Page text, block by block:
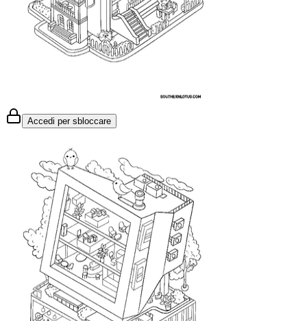
Accedi per sbloccare